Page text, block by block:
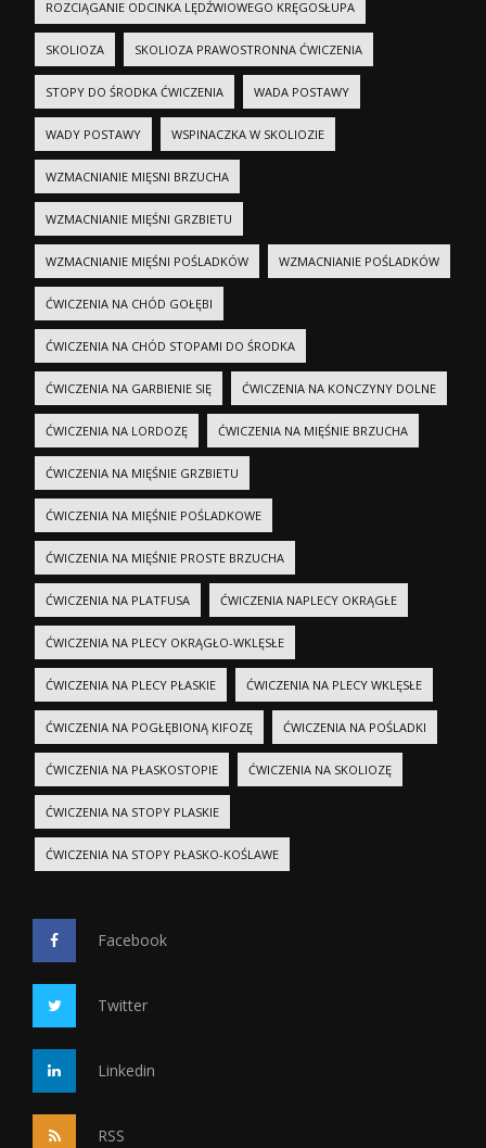
ROZCIĄGANIE ODCINKA LĘDŹWIOWEGO KRĘGOSŁUPA
SKOLIOZA SKOLIOZA PRAWOSTRONNA ĆWICZENIA
STOPY DO ŚRODKA ĆWICZENIA WADA POSTAWY
WADY POSTAWY WSPINACZKA W SKOLIOZIE
WZMACNIANIE MIĘSNI BRZUCHA
WZMACNIANIE MIĘŚNI GRZBIETU
WZMACNIANIE MIĘŚNI POŚLADKÓW WZMACNIANIE POŚLADKÓW
ĆWICZENIA NA CHÓD GOŁĘBI
ĆWICZENIA NA CHÓD STOPAMI DO ŚRODKA
ĆWICZENIA NA GARBIENIE SIĘ ĆWICZENIA NA KONCZYNY DOLNE
ĆWICZENIA NA LORDOZĘ ĆWICZENIA NA MIĘŚNIE BRZUCHA
ĆWICZENIA NA MIĘŚNIE GRZBIETU
ĆWICZENIA NA MIĘŚNIE POŚLADKOWE
ĆWICZENIA NA MIĘŚNIE PROSTE BRZUCHA
ĆWICZENIA NA PLATFUSA ĆWICZENIA NAPLECY OKRĄGŁE
ĆWICZENIA NA PLECY OKRĄGŁO-WKLĘSŁE
ĆWICZENIA NA PLECY PŁASKIE ĆWICZENIA NA PLECY WKLĘSŁE
ĆWICZENIA NA POGŁĘBIONĄ KIFOZĘ ĆWICZENIA NA POŚLADKI
ĆWICZENIA NA PŁASKOSTOPIE ĆWICZENIA NA SKOLIOZĘ
ĆWICZENIA NA STOPY PLASKIE
ĆWICZENIA NA STOPY PŁASKO-KOŚLAWE
Facebook
Twitter
Linkedin
RSS